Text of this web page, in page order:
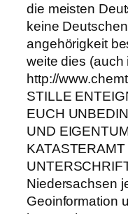
die meis­ten
keine
an­ge­hö­rig­keit
weite dies (auch
http://
STILLE
EUCH
UND
Niedersachsen
Geoinformation